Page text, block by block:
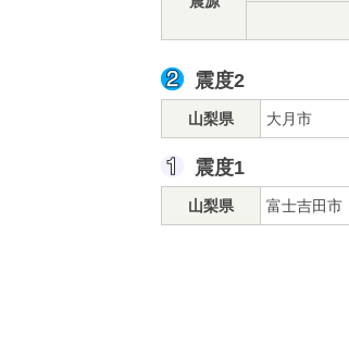
震度2
山梨県 大月市
震度1
山梨県 富士吉田市